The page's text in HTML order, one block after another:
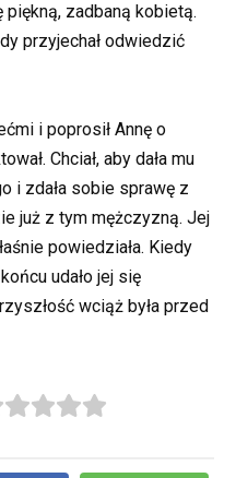
piękną, zadbaną kobietą.
przyjechał odwiedzić
i poprosił Annę o
Chciał, aby dała mu
i zdała sobie sprawę z
już z tym mężczyzną. Jej
powiedziała. Kiedy
udało jej się
wciąż była przed